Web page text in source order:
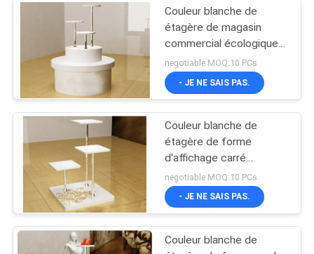
Supports d'affichage
d'habillement
Présentoirs de
pharmacie
Couleur blanche de
étagère de magasin
commercial écologique
pour le centre
commercial
negotiable MOQ:10 PCs
- JE NE SAIS PAS.
Couleur blanche de
étagère de forme
d'affichage carré
moderne de magasin
pour des sacs de
chaussures
negotiable MOQ:10 PCs
- JE NE SAIS PAS.
Couleur blanche de